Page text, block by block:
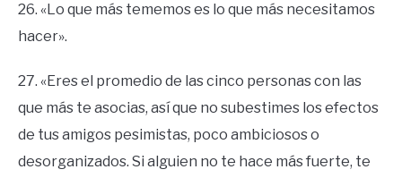
26. «Lo que más tememos es lo que más necesitamos
hacer».
27. «Eres el promedio de las cinco personas con las
que más te asocias, así que no subestimes los efectos
de tus amigos pesimistas, poco ambiciosos o
desorganizados. Si alguien no te hace más fuerte, te